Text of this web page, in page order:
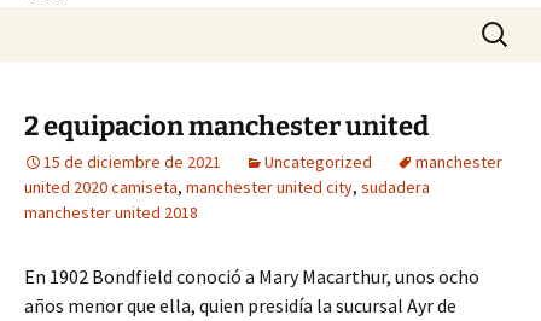
Buscar:
2 equipacion manchester united
15 de diciembre de 2021 Uncategorized
manchester
united 2020 camiseta, manchester united city, sudadera
manchester united 2018
En 1902 Bondfield conoció a Mary Macarthur, unos ocho
años menor que ella, quien presidía la sucursal Ayr de